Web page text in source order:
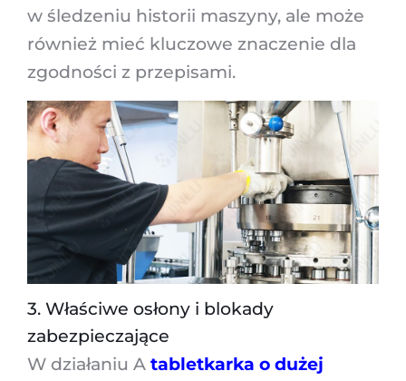
w śledzeniu historii maszyny, ale może
również mieć kluczowe znaczenie dla
zgodności z przepisami.
3. Właściwe osłony i blokady
zabezpieczające
W działaniu A tabletkarka o dużej